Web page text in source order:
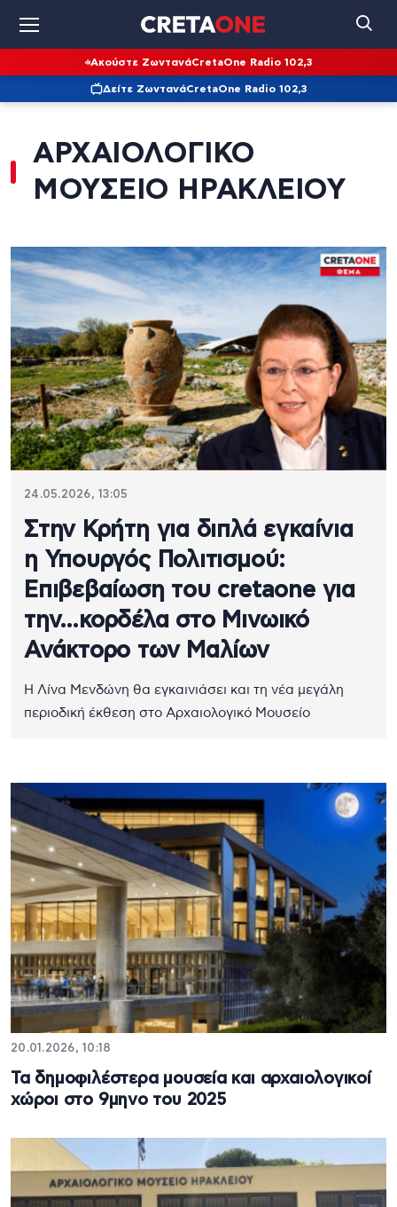
Ακούστε ΖωντανάCretaOne Radio 102,3
Δείτε ΖωντανάCretaOne Radio 102,3
ΑΡΧΑΙΟΛΟΓΙΚΟ
ΜΟΥΣΕΙΟ ΗΡΑΚΛΕΙΟΥ
24.05.2026, 13:05
Στην Κρήτη για διπλά εγκαίνια
η Υπουργός Πολιτισμού:
Επιβεβαίωση του cretaone για
την…κορδέλα στο Μινωικό
Ανάκτορο των Μαλίων
Η Λίνα Μενδώνη θα εγκαινιάσει και τη νέα μεγάλη
περιοδική έκθεση στο Αρχαιολογικό Μουσείο
20.01.2026, 10:18
Τα δημοφιλέστερα μουσεία και αρχαιολογικοί
χώροι στο 9μηνο του 2025